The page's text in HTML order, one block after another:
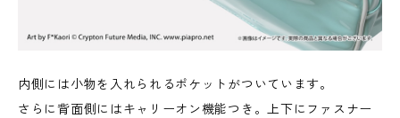
内側には小物を入れられるポケットがついています。
さらに背面側にはキャリーオン機能つき。上下にファスナー